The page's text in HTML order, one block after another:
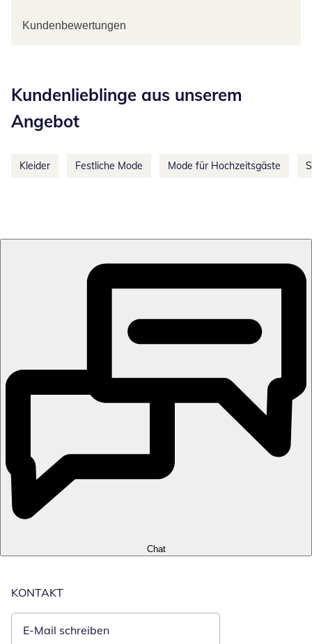
Kundenbewertungen
Kundenlieblinge aus unserem
Angebot
Kleider Festliche Mode Mode für Hochzeitsgäste
Chat
KONTAKT
E-Mail schreiben
Öffnet E-Mail-Client